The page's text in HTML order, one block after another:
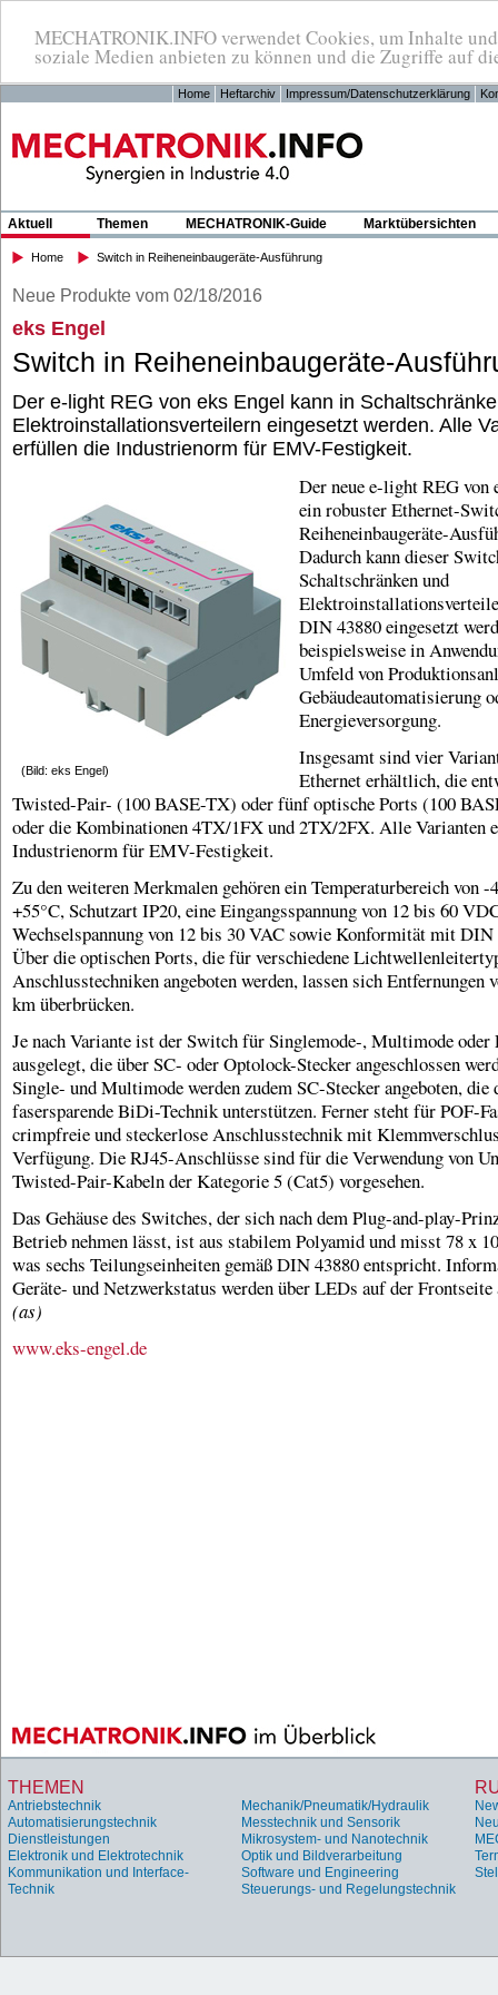
MECHATRONIK.INFO verwendet Cookies, um Inhalte
soziale Medien anbieten zu können und die Zugriffe auf
Home Heftarchiv Impressum/Datenschutzerklärung
Aktuell Themen MECHATRONIK-Guide Marktübersichten
Home Switch in Reiheneinbaugeräte-Ausführung
Neue Produkte vom 02/18/2016
eks Engel
Switch in Reiheneinbaugeräte-
Der e-light REG von eks Engel kann in
Elektroinstallationsverteilern eingesetzt werden. Alle
erfüllen die Industrienorm für EMV-Festigkeit.
(Bild: eks Engel)
Der neue e-light REG von
ein robuster Ethernet-
Reiheneinbaugeräte-
Dadurch kann dieser
Schaltschränken und
DIN 43880 eingesetzt
beispielsweise in
Umfeld von
Gebäudeautomatisierung
Energieversorgung.
Insgesamt sind vier
Ethernet erhältlich, die
Twisted-Pair- (100 BASE-TX) oder fünf optische Ports (100
oder die Kombinationen 4TX/1FX und 2TX/2FX. Alle Varianten
Industrienorm für EMV-Festigkeit.
Zu den weiteren Merkmalen gehören ein Temperaturbereich von -
+55°C, Schutzart IP20, eine Eingangsspannung von 12 bis 60
Wechselspannung von 12 bis 30 VAC sowie Konformität mit
Über die optischen Ports, die für verschiedene
Anschlusstechniken angeboten werden, lassen sich Entfernungen
km überbrücken.
Je nach Variante ist der Switch für Singlemode-, Multimode oder
ausgelegt, die über SC- oder Optolock-Stecker angeschlossen
Single- und Multimode werden zudem SC-Stecker angeboten, die
fasersparende BiDi-Technik unterstützen. Ferner steht für POF-
crimpfreie und steckerlose Anschlusstechnik mit
Verfügung. Die RJ45-Anschlüsse sind für die Verwendung von
Twisted-Pair-Kabeln der Kategorie 5 (Cat5) vorgesehen.
Das Gehäuse des Switches, der sich nach dem Plug-and-play-
Betrieb nehmen lässt, ist aus stabilem Polyamid und misst 78 x
was sechs Teilungseinheiten gemäß DIN 43880 entspricht.
Geräte- und Netzwerkstatus werden über LEDs auf der Frontseite
(as)
www.eks-engel.de
THEMEN
Antriebstechnik
Automatisierungstechnik
Dienstleistungen
Elektronik und Elektrotechnik
Kommunikation und Interface-
Technik
Mechanik/Pneumatik/Hydraulik
Messtechnik und Sensorik
Mikrosystem- und Nanotechnik
Optik und Bildverarbeitung
Software und Engineering
Steuerungs- und Regelungstechnik